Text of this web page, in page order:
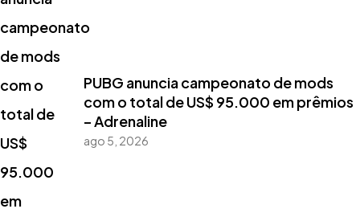
PUBG anuncia campeonato de mods
com o total de US$ 95.000 em prêmios
– Adrenaline
ago 5, 2026